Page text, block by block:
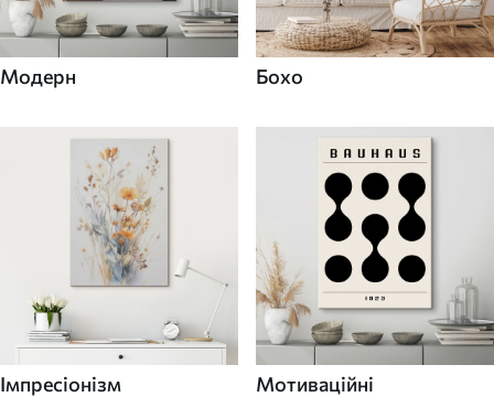
Модерн Бохо
Імпресіонізм Мотиваційні